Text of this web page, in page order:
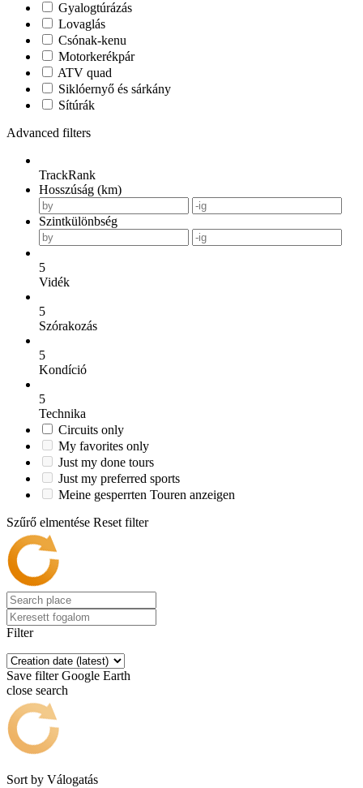
Gyalogtúrázás
Lovaglás
Csónak-kenu
Motorkerékpár
ATV quad
Siklóernyő és sárkány
Sítúrák
Advanced filters
TrackRank
Hosszúság (km)
Szintkülönbség
5
Vidék
5
Szórakozás
5
Kondíció
5
Technika
Circuits only
My favorites only
Just my done tours
Just my preferred sports
Meine gesperrten Touren anzeigen
Szűrő elmentése Reset filter
Filter
Save filter Google Earth
close search
Sort by Válogatás